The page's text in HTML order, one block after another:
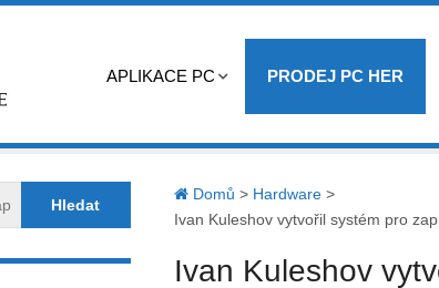
APLIKACE PC PRODEJ PC HER
Domů > Hardware>
Ivan Kuleshov vytvořil systém pro
Ivan Kuleshov